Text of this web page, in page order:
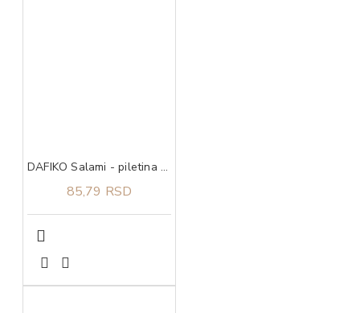
DAFIKO Salami - piletina 45g
85,79 RSD